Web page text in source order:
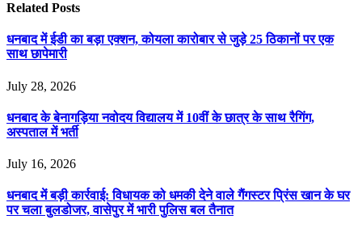
Related Posts
धनबाद में ईडी का बड़ा एक्शन, कोयला कारोबार से जुड़े 25 ठिकानों पर एक
साथ छापेमारी
July 28, 2026
धनबाद के बेनागड़िया नवोदय विद्यालय में 10वीं के छात्र के साथ रैगिंग,
अस्पताल में भर्ती
July 16, 2026
धनबाद में बड़ी कार्रवाई: विधायक को धमकी देने वाले गैंगस्टर प्रिंस खान के घर
पर चला बुलडोजर, वासेपुर में भारी पुलिस बल तैनात